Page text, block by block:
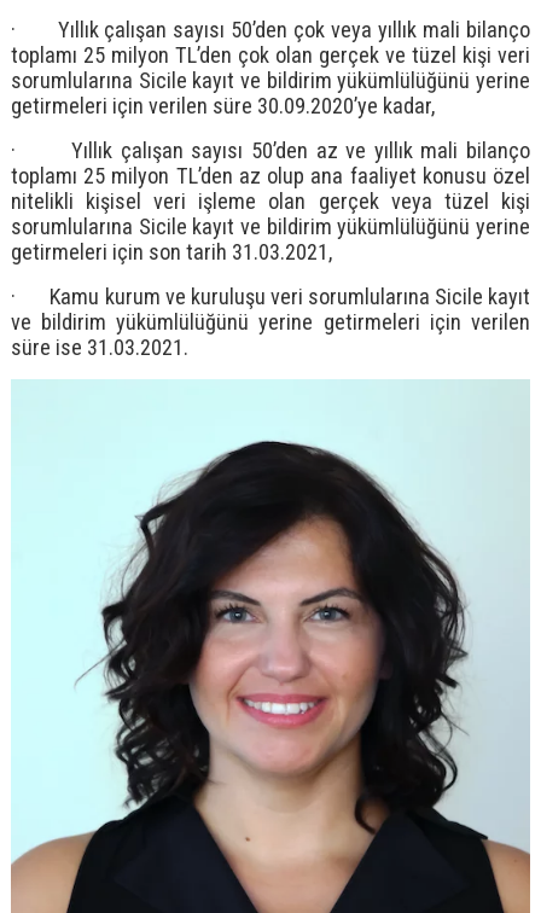
· Yıllık çalışan sayısı 50’den çok veya yıllık mali bilanço
toplamı 25 milyon TL’den çok olan gerçek ve tüzel kişi veri
sorumlularına Sicile kayıt ve bildirim yükümlülüğünü yerine
getirmeleri için verilen süre 30.09.2020’ye kadar,
· Yıllık çalışan sayısı 50’den az ve yıllık mali bilanço
toplamı 25 milyon TL’den az olup ana faaliyet konusu özel
nitelikli kişisel veri işleme olan gerçek veya tüzel kişi
sorumlularına Sicile kayıt ve bildirim yükümlülüğünü yerine
getirmeleri için son tarih 31.03.2021,
· Kamu kurum ve kuruluşu veri sorumlularına Sicile kayıt
ve bildirim yükümlülüğünü yerine getirmeleri için verilen
süre ise 31.03.2021.